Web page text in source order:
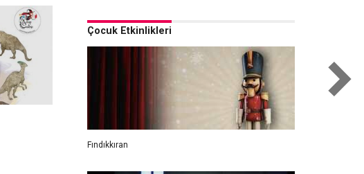
Çocuk Etkinlikleri
Fındıkkıran